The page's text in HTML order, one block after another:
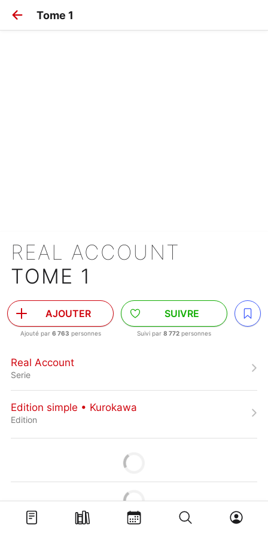
Tome 1
REAL ACCOUNT
TOME 1
AJOUTER
Ajouté par 6 763 personnes
SUIVRE
Suivi par 8 772 personnes
Real Account
Serie
Edition simple • Kurokawa
Edition